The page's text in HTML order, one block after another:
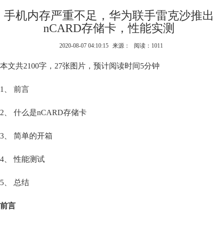
手机内存严重不足，华为联手雷克沙推出
nCARD存储卡，性能实测
2020-08-07 04:10:15 来源： 阅读：1011
本文共2100字，27张图片，预计阅读时间5分钟
1、 前言
2、 什么是nCARD存储卡
3、 简单的开箱
4、 性能测试
5、 总结
前言